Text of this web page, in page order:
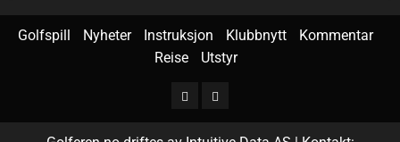
Golfspill Nyheter Instruksjon Klubbnytt
Kommentar
Reise
Utstyr